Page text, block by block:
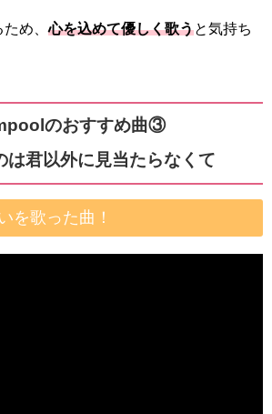
ため、心を込めて優しく歌うと気持ち
のおすすめ曲③
は君以外に見当たらなくて
を歌った曲！